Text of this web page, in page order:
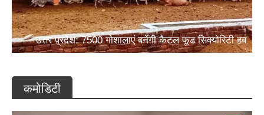
उत्तर प्रदेश: 7500 गोशालाएं बनेंगी कैटल फूड सिक्योरिटी हब
कमोडिटी